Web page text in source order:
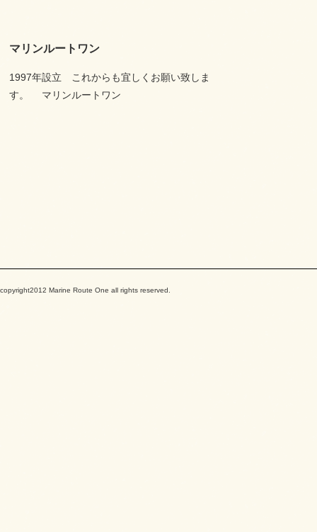
マリンルートワン
1997年設立 これからも宜しくお願い致しま
す。 マリンルートワン
copyright2012 Marine Route One all rights reserved.